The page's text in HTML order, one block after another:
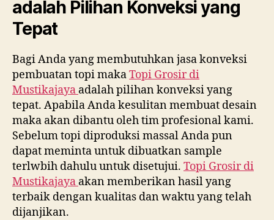
adalah Pilihan Konveksi yang
Tepat
Bagi Anda yang membutuhkan jasa konveksi
pembuatan topi makaTopi Grosir di
Mustikajaya adalah pilihan konveksi yang
tepat. Apabila Anda kesulitan membuat desain
maka akan dibantu oleh tim profesional kami.
Sebelum topi diproduksi massal Anda pun
dapat meminta untuk dibuatkan sample
terlwbih dahulu untuk disetujui. Topi Grosir di
Mustikajaya akan memberikan hasil yang
terbaik dengan kualitas dan waktu yang telah
dijanjikan.